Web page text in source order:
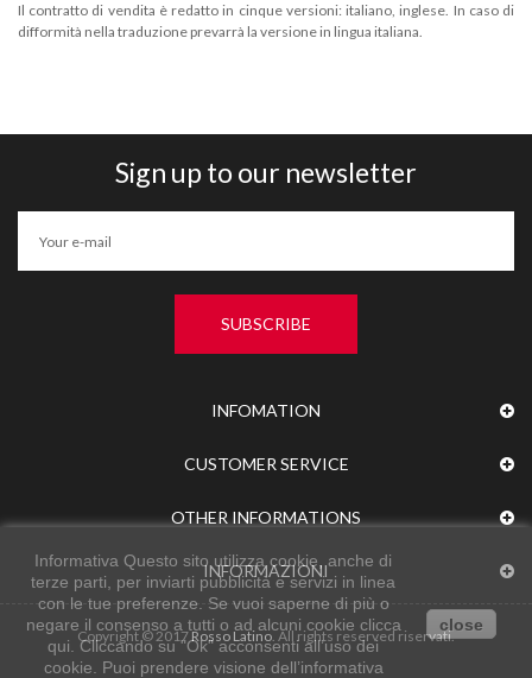
Il contratto di vendita è redatto in cinque versioni: italiano, inglese. In caso di
difformità nella traduzione prevarrà la versione in lingua italiana.
Sign up to our newsletter
SUBSCRIBE
INFOMATION
CUSTOMER SERVICE
OTHER INFORMATIONS
INFORMAZIONI
Copyright © 2017Rosso Latino. All rights reserved riservati.
Informativa Questo sito utilizza cookie, anche di
terze parti, per inviarti pubblicità e servizi in linea
con le tue preferenze. Se vuoi saperne di più o
negare il consenso a tutti o ad alcuni cookie clicca
qui. Cliccando su "Ok" acconsenti all’uso dei
cookie. Puoi prendere visione dell’informativa
close